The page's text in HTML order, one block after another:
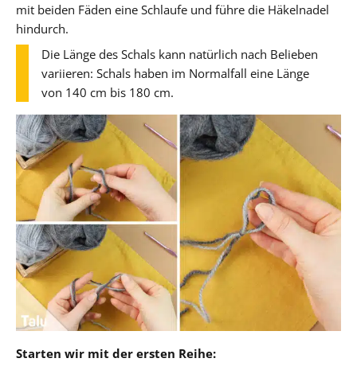
mit beiden Fäden eine Schlaufe und führe die Häkelnadel
hindurch.
Die Länge des Schals kann natürlich nach Belieben
variieren: Schals haben im Normalfall eine Länge
von 140 cm bis 180 cm.
Starten wir mit der ersten Reihe: